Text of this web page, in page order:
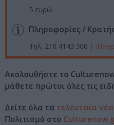
5 ευρώ
Πληροφορίες /
Τηλ: 210 4143 300 |
Ακολουθήστε το
μάθετε πρώτοι όλες τις
Δείτε όλα τα τελευταία νέα
Πολιτισμό στο